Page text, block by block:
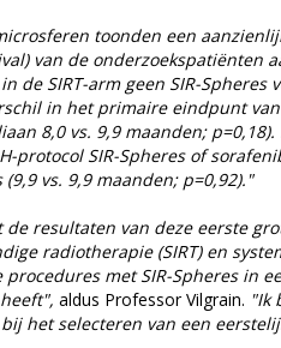
toonden een
van de onderzoekspatiënten
de SIRT-arm geen SIR-Spheres
in het primaire eindpunt van
8,0 vs. 9,9 maanden;
protocol SIR-Spheres of
vs. 9,9 maanden; p=0,92)."
resultaten van deze eerste
radiotherapie (SIRT) en
met SIR-Spheres in
aldus Professor Vilgrain. "Ik
het selecteren van een